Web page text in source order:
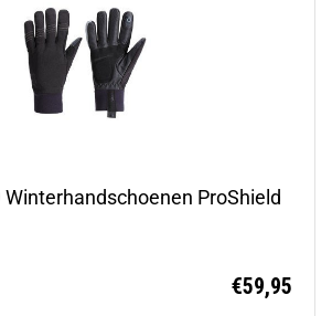
Winterhandschoenen ProShield
€59,95